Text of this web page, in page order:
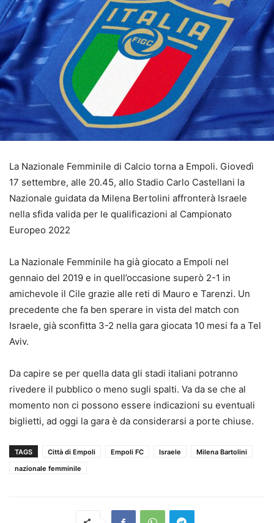
La Nazionale Femminile di Calcio torna a Empoli. Giovedì
17 settembre, alle 20.45, allo Stadio Carlo Castellani la
Nazionale guidata da Milena Bertolini affronterà Israele
nella sfida valida per le qualificazioni al Campionato
Europeo 2022
La Nazionale Femminile ha già giocato a Empoli nel
gennaio del 2019 e in quell’occasione superò 2-1 in
amichevole il Cile grazie alle reti di Mauro e Tarenzi. Un
precedente che fa ben sperare in vista del match con
Israele, già sconfitta 3-2 nella gara giocata 10 mesi fa a Tel
Aviv.
Da capire se per quella data gli stadi italiani potranno
rivedere il pubblico o meno sugli spalti. Va da se che al
momento non ci possono essere indicazioni su eventuali
biglietti, ad oggi la gara è da considerarsi a porte chiuse.
TAGS Città di Empoli Empoli FC Israele
Milena Bartolini
nazionale femminile